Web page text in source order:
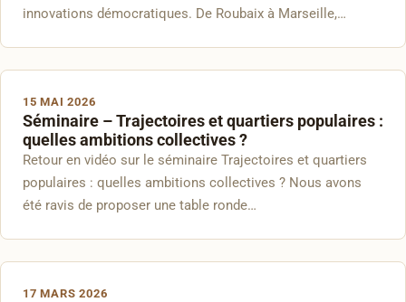
innovations démocratiques. De Roubaix à Marseille,…
15 MAI 2026
Séminaire – Trajectoires et quartiers populaires :
quelles ambitions collectives ?
Retour en vidéo sur le séminaire Trajectoires et quartiers
populaires : quelles ambitions collectives ? Nous avons
été ravis de proposer une table ronde…
17 MARS 2026